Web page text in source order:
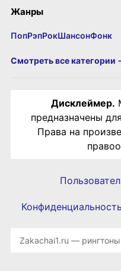
Жанры
ПопРэпРокШансонФонк
Смотреть все категории
Дисклеймер.
предназначены
Права на
Конфиденциальность
Zakachai1.ru —